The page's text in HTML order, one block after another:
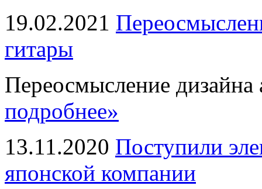
19.02.2021
гитары
Переосмысление дизайна
подробнее»
13.11.2020 Поступили
японской компании